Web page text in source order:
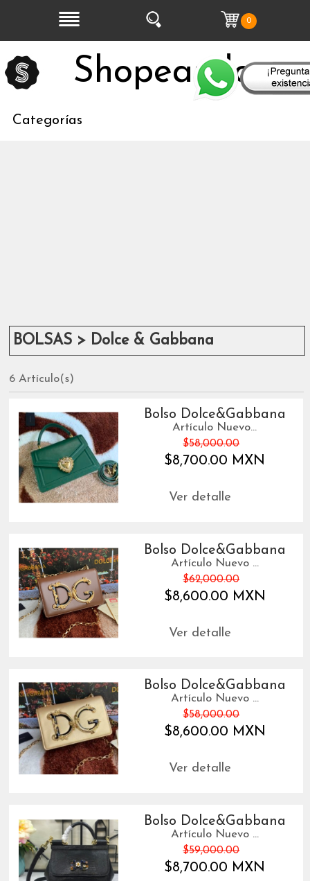
0
Shopeandoo
Categorías
BOLSAS > Dolce & Gabbana
6 Artículo(s)
Bolso Dolce&Gabbana
Artículo Nuevo...
$58,000.00
$8,700.00 MXN
Ver detalle
Bolso Dolce&Gabbana
Artículo Nuevo ...
$62,000.00
$8,600.00 MXN
Ver detalle
Bolso Dolce&Gabbana
Artículo Nuevo ...
$58,000.00
$8,600.00 MXN
Ver detalle
Bolso Dolce&Gabbana
Artículo Nuevo ...
$59,000.00
$8,700.00 MXN